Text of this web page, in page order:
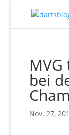
bei
Nov. 27,